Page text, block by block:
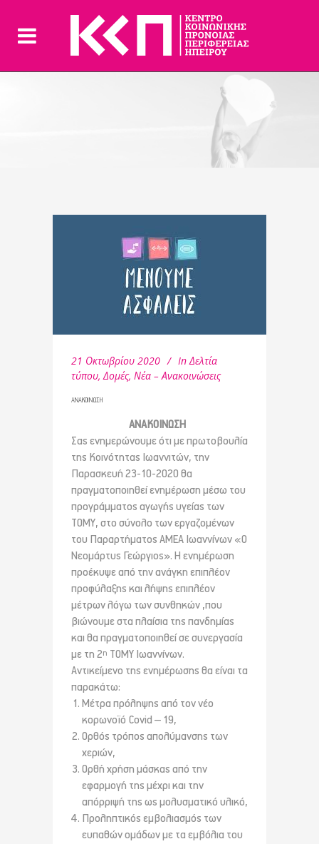
21 Οκτωβρίου 2020 In Δελτία
τύπου,Δομές, Νέα – Ανακοινώσεις
ΑΝΑΚΟΙΝΩΣΗ
ΑΝΑΚΟΙΝΩΣΗ
Σας ενημερώνουμε ότι με πρωτοβουλία
της Κοινότητας Ιωαννιτών, την
Παρασκευή 23-10-2020 θα
πραγματοποιηθεί ενημέρωση μέσω του
προγράμματος αγωγής υγείας των
ΤΟΜΥ, στο σύνολο των εργαζομένων
του Παραρτήματος ΑΜΕΑ Ιωαννίνων «Ο
Νεομάρτυς Γεώργιος». Η ενημέρωση
προέκυψε από την ανάγκη επιπλέον
προφύλαξης και λήψης επιπλέον
μέτρων λόγω των συνθηκών ,που
βιώνουμε στα πλαίσια της πανδημίας
και θα πραγματοποιηθεί σε συνεργασία
με τη 2η ΤΟΜΥ Ιωαννίνων.
Αντικείμενο της ενημέρωσης θα είναι τα
παρακάτω:
Μέτρα πρόληψης από τον νέο
κορωνοϊό Covid – 19,
Ορθός τρόπος απολύμανσης των
χεριών,
Ορθή χρήση μάσκας από την
εφαρμογή της μέχρι και την
απόρριψή της ως μολυσματικό υλικό,
Προληπτικός εμβολιασμός των
ευπαθών ομάδων με τα εμβόλια του